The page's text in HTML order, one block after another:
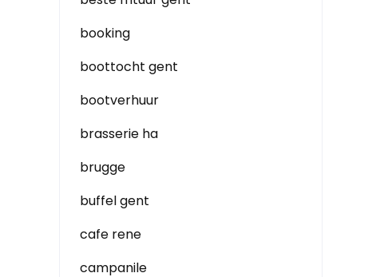
booking
boottocht gent
bootverhuur
brasserie ha
brugge
buffel gent
cafe rene
campanile